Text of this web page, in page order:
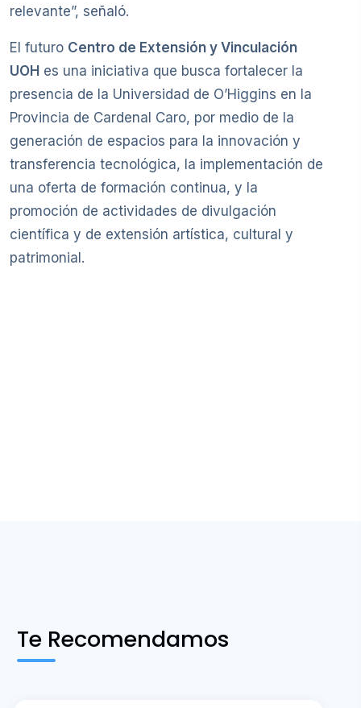
relevante”, señaló.
El futuro Centro de Extensión y Vinculación
UOH es una iniciativa que busca fortalecer la
presencia de la Universidad de O’Higgins en la
Provincia de Cardenal Caro, por medio de la
generación de espacios para la innovación y
transferencia tecnológica, la implementación de
una oferta de formación continua, y la
promoción de actividades de divulgación
científica y de extensión artística, cultural y
patrimonial.
Te Recomendamos